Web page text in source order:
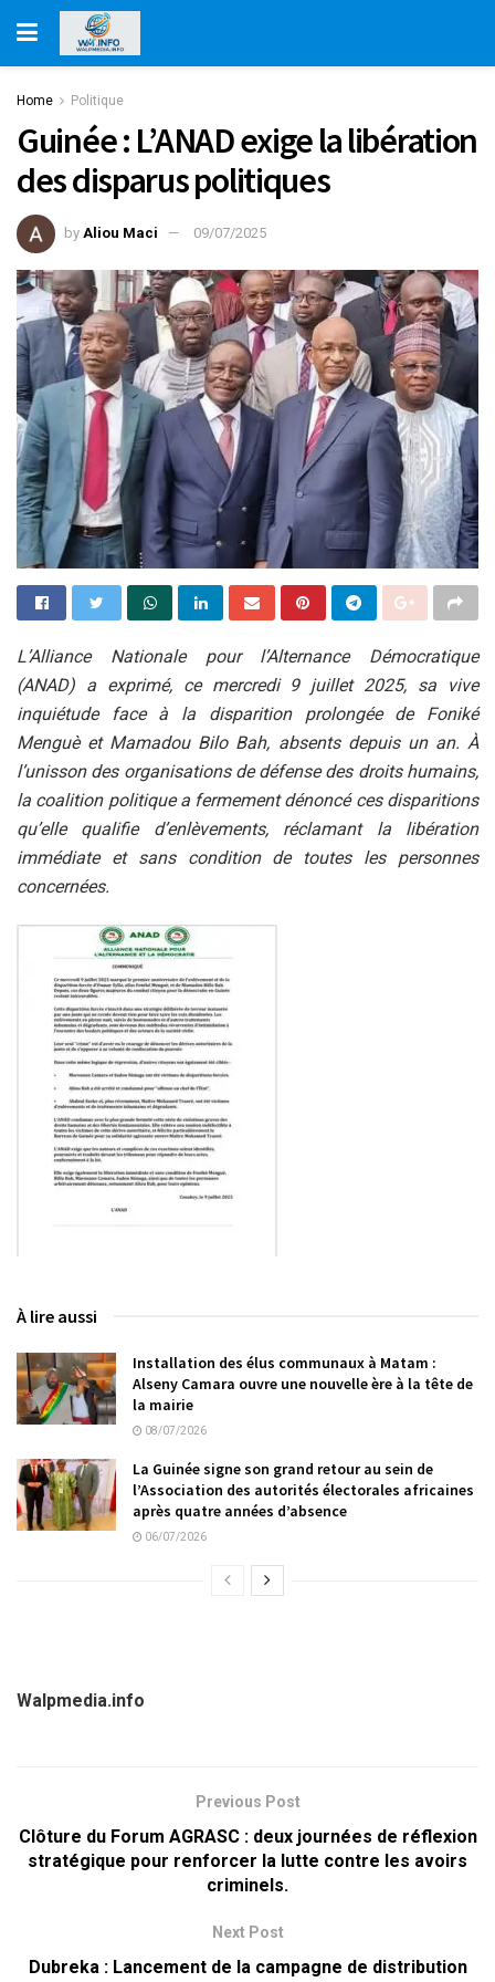
Home Politique
Guinée : L’ANAD exige la libération
des disparus politiques
by Aliou Maci 09/07/2025
L’Alliance Nationale pour l’Alternance Démocratique
(ANAD) a exprimé, ce mercredi 9 juillet 2025, sa vive
inquiétude face à la disparition prolongée de Foniké
Menguè et Mamadou Bilo Bah, absents depuis un an. À
l’unisson des organisations de défense des droits humains,
la coalition politique a fermement dénoncé ces disparitions
qu’elle qualifie d’enlèvements, réclamant la libération
immédiate et sans condition de toutes les personnes
concernées.
À lire aussi
Installation des élus communaux à Matam :
Alseny Camara ouvre une nouvelle ère à la tête de
la mairie
08/07/2026
La Guinée signe son grand retour au sein de
l’Association des autorités électorales africaines
après quatre années d’absence
06/07/2026
Walpmedia.info
Previous Post
Clôture du Forum AGRASC : deux journées de réflexion
stratégique pour renforcer la lutte contre les avoirs
criminels.
Next Post
Dubreka : Lancement de la campagne de distribution